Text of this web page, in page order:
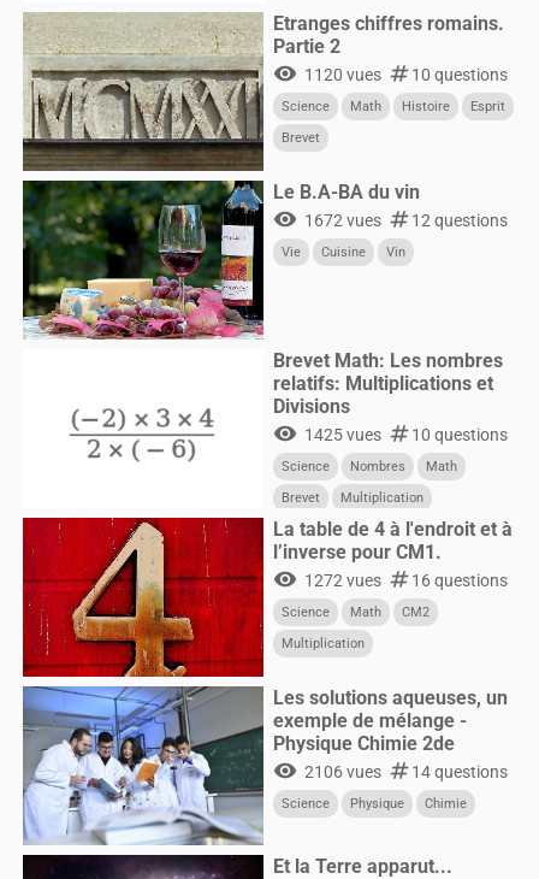
Etranges chiffres romains.
Partie 2
visibility 1120 vues numbers10 questions
Science Math Histoire
Esprit
Brevet
Le B.A-BA du vin
visibility 1672 vues numbers12 questions
Vie Cuisine Vin
Brevet Math: Les nombres
relatifs: Multiplications et
Divisions
visibility 1425 vues numbers10 questions
Science Nombres
Math
Brevet
Multiplication
La table de 4 à l'endroit et à
l’inverse pour CM1.
visibility 1272 vues numbers16 questions
Science Math
CM2
Multiplication
Les solutions aqueuses, un
exemple de mélange -
Physique Chimie 2de
visibility 2106 vues numbers14 questions
Science Physique Chimie
Et la Terre apparut...